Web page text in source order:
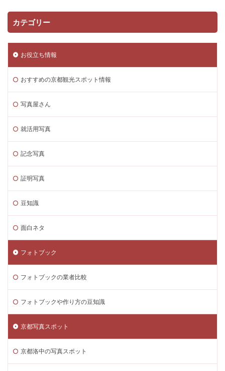
カテゴリー
お役立ち情報
おすすめの京都観光スポット情報
写真屋さん
就活用写真
記念写真
証明写真
豆知識
面白ネタ
フォトブック
フォトブックの業者比較
フォトブックや作り方の豆知識
京都写真スポット
京都洛中の写真スポット